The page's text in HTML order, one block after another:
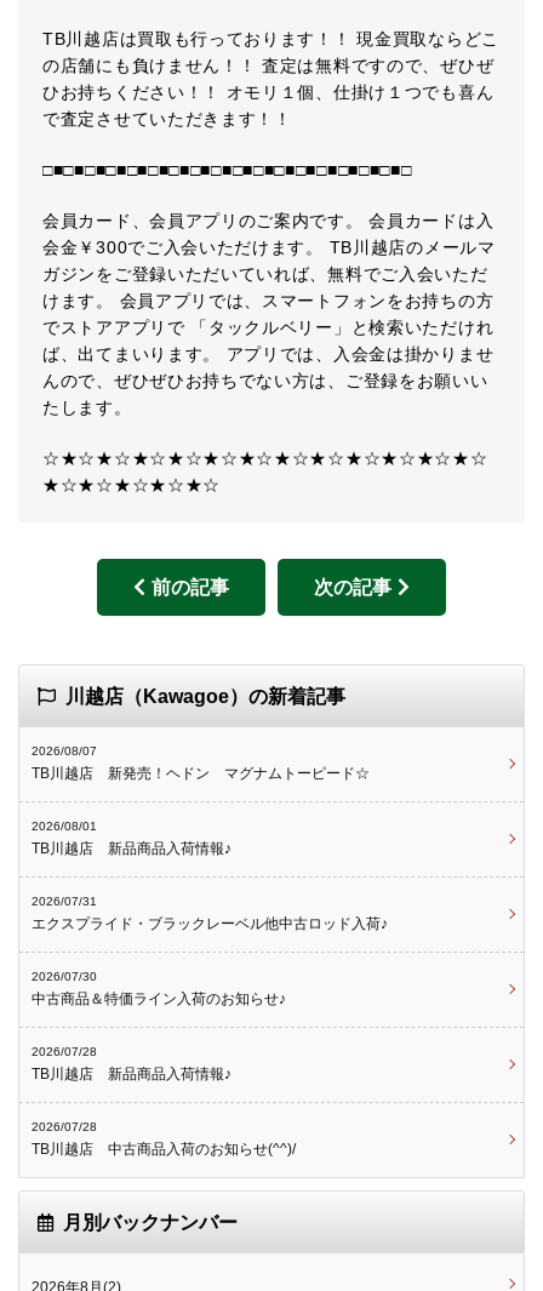
TB川越店は買取も行っております！！ 現金買取ならどこ
の店舗にも負けません！！ 査定は無料ですので、ぜひぜ
ひお持ちください！！ オモリ１個、仕掛け１つでも喜ん
で査定させていただきます！！
□■□■□■□■□■□■□■□■□■□■□■□■□■□■□■□■□■□
会員カード、会員アプリのご案内です。 会員カードは入
会金￥300でご入会いただけます。 TB川越店のメールマ
ガジンをご登録いただいていれば、無料でご入会いただ
けます。 会員アプリでは、スマートフォンをお持ちの方
でストアアプリで 「タックルベリー」と検索いただけれ
ば、出てまいります。 アプリでは、入会金は掛かりませ
んので、ぜひぜひお持ちでない方は、ご登録をお願いい
たします。
☆★☆★☆★☆★☆★☆★☆★☆★☆★☆★☆★☆★☆
★☆★☆★☆★☆★☆
前の記事 次の記事
川越店（Kawagoe）の新着記事
2026/08/07
TB川越店 新発売！ヘドン マグナムトーピード☆
2026/08/01
TB川越店 新品商品入荷情報♪
2026/07/31
エクスプライド・ブラックレーベル他中古ロッド入荷♪
2026/07/30
中古商品＆特価ライン入荷のお知らせ♪
2026/07/28
TB川越店 新品商品入荷情報♪
2026/07/28
TB川越店 中古商品入荷のお知らせ(^^)/
月別バックナンバー
2026年8月(2)